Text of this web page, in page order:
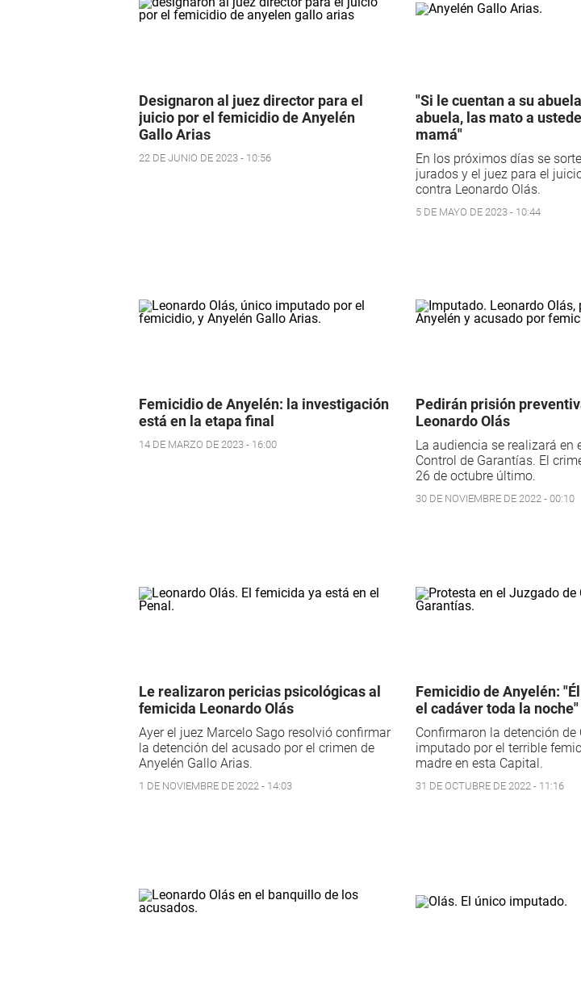
Designaron al juez director para el
juicio por el femicidio de Anyelén
Gallo Arias
22 DE JUNIO DE 2023 - 10:56
"Si le cuentan a su
abuela, las mato a
mamá"
En los próximos días se
jurados y el juez para el
contra Leonardo Olás.
5 DE MAYO DE 2023 - 10:44
Femicidio de Anyelén: la investigación
está en la etapa final
14 DE MARZO DE 2023 - 16:00
Pedirán prisión
Leonardo Olás
La audiencia se realizará en
Control de Garantías. El
26 de octubre último.
30 DE NOVIEMBRE DE 2022 - 00:10
Le realizaron pericias psicológicas al
femicida Leonardo Olás
Ayer el juez Marcelo Sago resolvió confirmar
la detención del acusado por el crimen de
Anyelén Gallo Arias.
1 DE NOVIEMBRE DE 2022 - 14:03
Femicidio de Anyelén:
el cadáver toda la noche"
Confirmaron la detención de
imputado por el terrible
madre en esta Capital.
31 DE OCTUBRE DE 2022 - 11:16